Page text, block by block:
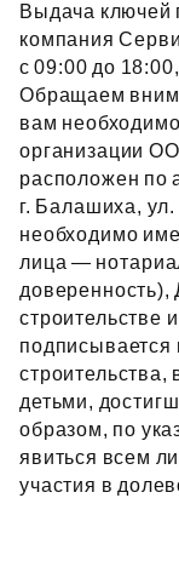
Выдача
компания
с 09:00 до
Обращаем
вам
организации
расположен по
г. Балашиха,
необходимо
лица —
доверенность),
строительстве
подписывается
детьми,
образом, по
явиться всем
участия в